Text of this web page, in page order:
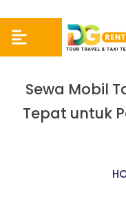
Sewa Mobil
Tepat untuk